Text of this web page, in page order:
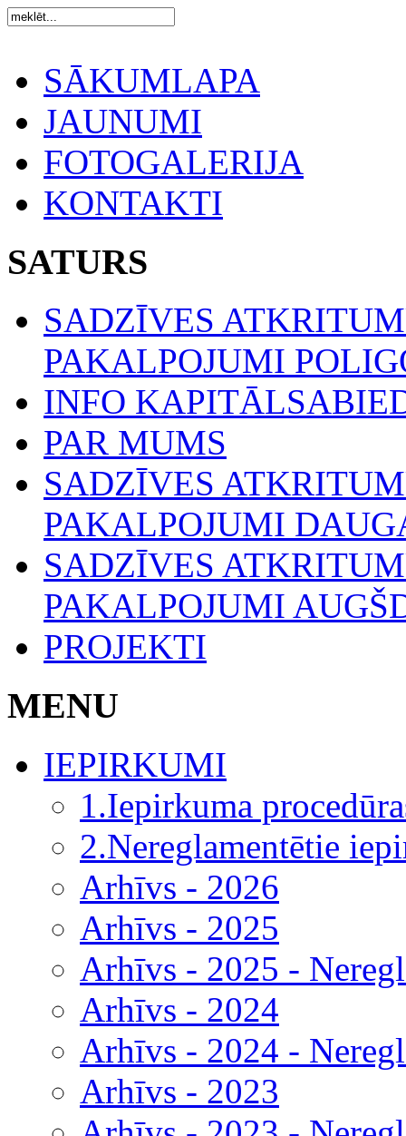
SĀKUMLAPA
JAUNUMI
FOTOGALERIJA
KONTAKTI
SATURS
SADZĪVES
PAKALPOJUMI
INFO
PAR MUMS
SADZĪVES
PAKALPOJUMI
SADZĪVES
PAKALPOJUMI
PROJEKTI
MENU
IEPIRKUMI
1.Iepirkuma
2.Nereglamentētie
Arhīvs - 2026
Arhīvs - 2025
Arhīvs - 2025 -
Arhīvs - 2024
Arhīvs - 2024 -
Arhīvs - 2023